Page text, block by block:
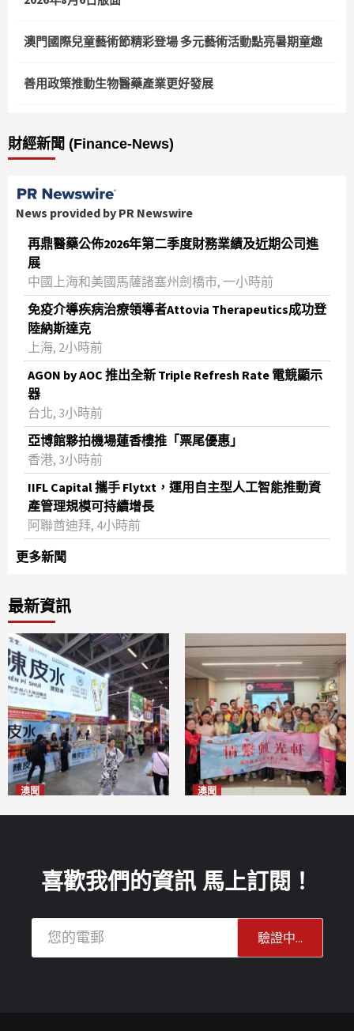
澳門國際兒童藝術節精彩登場 多元藝術活動點亮暑期童趣
善用政策推動生物醫藥產業更好發展
財經新聞 (Finance-News)
News provided by PR Newswire
再鼎醫藥公佈2026年第二季度財務業績及近期公司進
展
中國上海和美國馬薩諸塞州劍橋市, 一小時前
免疫介導疾病治療領導者Attovia Therapeutics成功登
陸納斯達克
上海, 2小時前
AGON by AOC 推出全新 Triple Refresh Rate 電競顯示
器
台北, 3小時前
亞博館夥拍機場蓮香樓推「票尾優惠」
香港, 3小時前
IIFL Capital 攜手 Flytxt，運用自主型人工智能推動資
產管理規模可持續增長
阿聯酋迪拜, 4小時前
更多新聞
最新資訊
澳聞 澳聞
喜歡我們的資訊 馬上訂閱！